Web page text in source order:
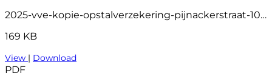
2025-vve-kopie-opstalverzekering-pijnackerstraat-10-1
169 KB
View | Download
PDF